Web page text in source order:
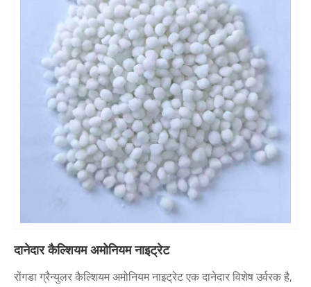
दानेदार कैल्शियम अमोनियम नाइट्रेट
रोंगडा ग्रैन्युलर कैल्शियम अमोनियम नाइट्रेट एक दानेदार विशेष उर्वरक है,